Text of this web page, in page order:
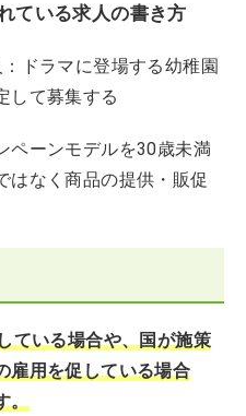
ている求人の書き方
ドラマに登場する幼稚園
して募集する
ペーンモデルを30歳未満
はなく商品の提供・販促
ている場合や、国が施策
雇用を促している場合
。